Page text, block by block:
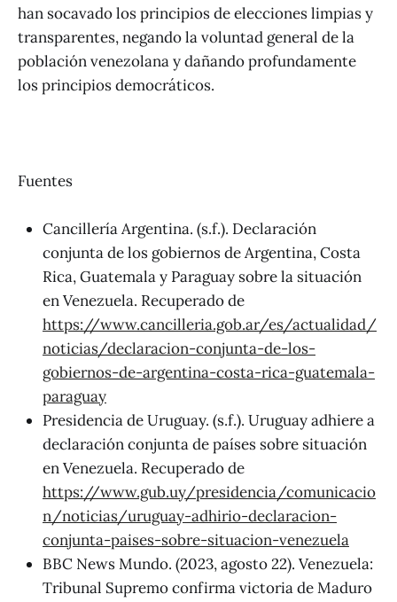
han socavado los principios de elecciones limpias y
transparentes, negando la voluntad general de la
población venezolana y dañando profundamente
los principios democráticos.
Fuentes
Cancillería Argentina. (s.f.). Declaración
conjunta de los gobiernos de Argentina, Costa
Rica, Guatemala y Paraguay sobre la situación
en Venezuela. Recuperado de
https://www.cancilleria.gob.ar/es/actualidad/
noticias/declaracion-conjunta-de-los-
gobiernos-de-argentina-costa-rica-guatemala-
paraguay
Presidencia de Uruguay. (s.f.). Uruguay adhiere a
declaración conjunta de países sobre situación
en Venezuela. Recuperado de
https://www.gub.uy/presidencia/comunicacio
n/noticias/uruguay-adhirio-declaracion-
conjunta-paises-sobre-situacion-venezuela
BBC News Mundo. (2023, agosto 22). Venezuela:
Tribunal Supremo confirma victoria de Maduro